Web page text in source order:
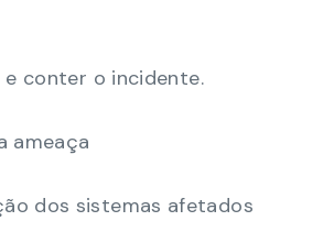
conter o incidente.
ameaça
dos sistemas afetados